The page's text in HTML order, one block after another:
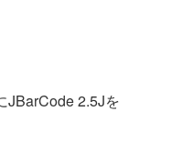
JBarCode 2.5Jを